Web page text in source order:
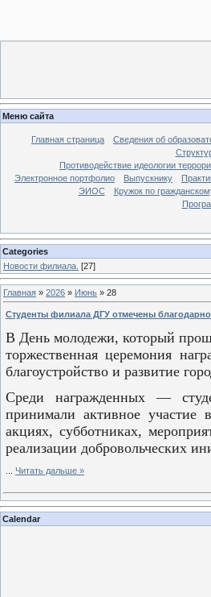
Меню сайта
Главная страница Сведения об
Противодействие идеологии
Электронное портфолио
Выпускнику
ЭИОС
Кружок по
Categories
Новости филиала. [27]
Главная » 2026 » Июнь » 28
Студенты филиала ДГУ отмечены
В День молодежи, который
торжественная церемония
благоустройство и развитие
Среди награжденных —
принимали активное участие
акциях, субботниках,
реализации добровольческих
Читать дальше »
Calendar